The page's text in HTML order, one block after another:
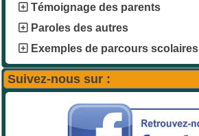
Témoignage des parents
Paroles des autres
Exemples de parcours scolaires
Suivez-nous sur :